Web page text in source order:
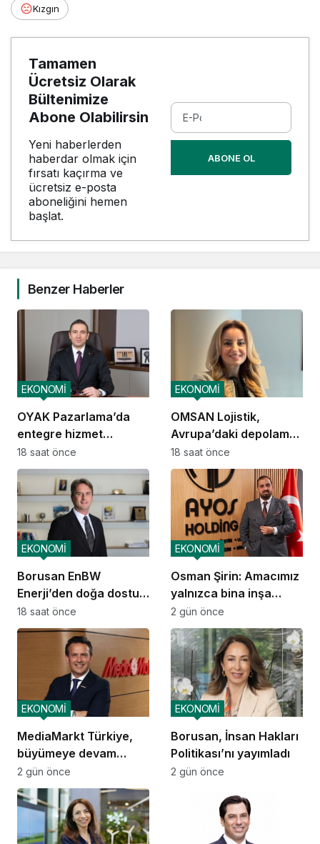
Kızgın
Tamamen
Ücretsiz Olarak
Bültenimize
Abone Olabilirsin
Yeni haberlerden
haberdar olmak için
fırsatı kaçırma ve
ücretsiz e-posta
aboneliğini hemen
başlat.
ABONE OL
Benzer Haberler
OYAK Pazarlama’da
entegre hizmet
ekosistemi kuruluyor
EKONOMİ
18 saat önce
OMSAN Lojistik,
Avrupa’daki depolama
ve dağıtım
operasyonlarına
başladı
EKONOMİ
18 saat önce
Borusan EnBW
Enerji’den doğa dostu
proje
EKONOMİ
18 saat önce
Osman Şirin: Amacımız
yalnızca bina inşa
etmek değil,
yatırımcısına
kazandıracak yaşam
alanları üretmek
EKONOMİ
2 gün önce
MediaMarkt Türkiye,
büyümeye devam
ediyor
EKONOMİ
2 gün önce
Borusan, İnsan Hakları
Politikası’nı yayımladı
EKONOMİ
2 gün önce